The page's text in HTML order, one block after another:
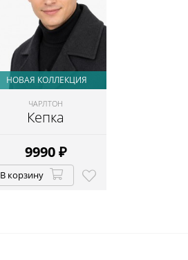
НОВАЯ КОЛЛЕКЦИЯ
ЧАРЛТОН
Кепка
9990₽
В корзину